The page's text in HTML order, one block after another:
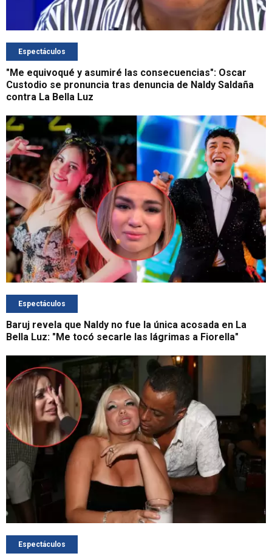
Espectáculos
"Me equivoqué y asumiré las consecuencias": Oscar
Custodio se pronuncia tras denuncia de Naldy Saldaña
contra La Bella Luz
Espectáculos
Baruj revela que Naldy no fue la única acosada en La
Bella Luz: "Me tocó secarle las lágrimas a Fiorella"
Espectáculos